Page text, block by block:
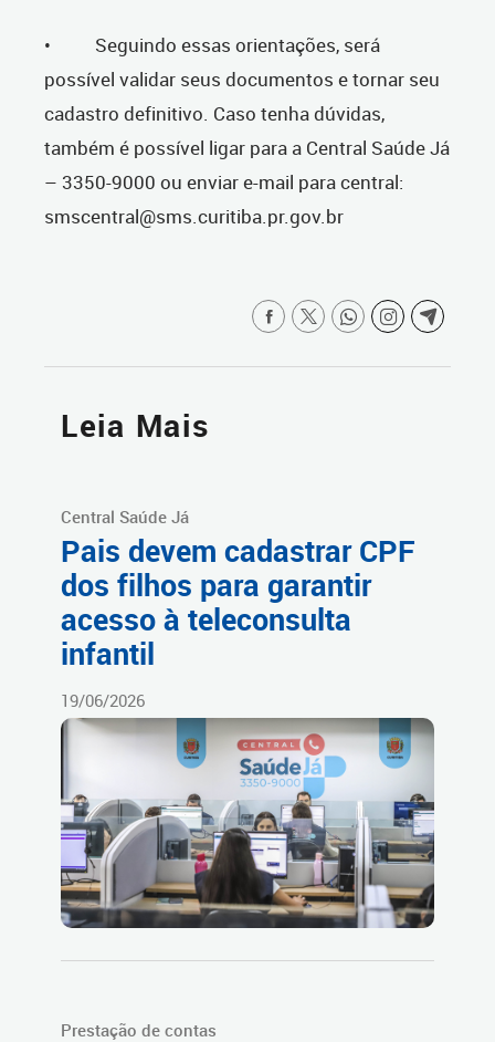
• Seguindo essas orientações, será
possível validar seus documentos e tornar seu
cadastro definitivo. Caso tenha dúvidas,
também é possível ligar para a Central Saúde Já
– 3350-9000 ou enviar e-mail para central:
smscentral@sms.curitiba.pr.gov.br
Leia Mais
Central Saúde Já
Pais devem cadastrar CPF
dos filhos para garantir
acesso à teleconsulta
infantil
19/06/2026
Prestação de contas